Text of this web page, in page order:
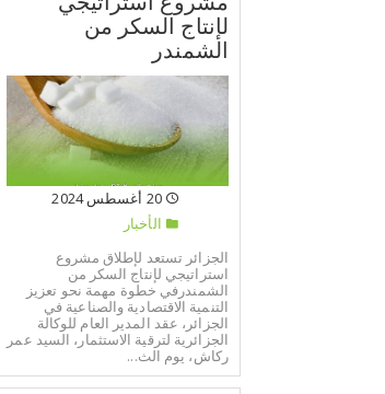
لإنتاج السكر من
الشمندر
20 أغسطس 2024
الأخبار
الجزائر تستعد لإطلاق مشروع
استراتيجي لإنتاج السكر من
الشمندرفي خطوة مهمة نحو تعزيز
التنمية الاقتصادية والصناعية في
الجزائر، عقد المدير العام للوكالة
الجزائرية لترقية الاستثمار، السيد عمر
ركاش، يوم الث...